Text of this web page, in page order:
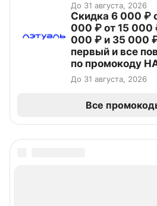
До 31 августа, 2026
Скидка 6 000 ₽
000 ₽ от 15 000
000 ₽ и 35 000
первый и все
по промокоду
До 31 августа, 2026
Все